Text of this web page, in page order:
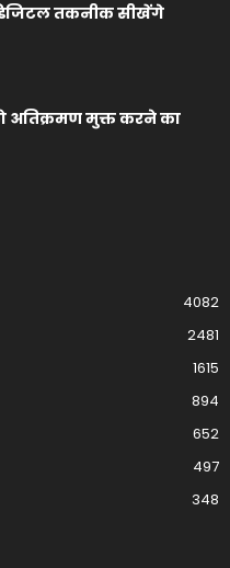
तकनीक सीखेंगे
अतिक्रमण मुक्त करने का
4082
2481
1615
894
652
497
348